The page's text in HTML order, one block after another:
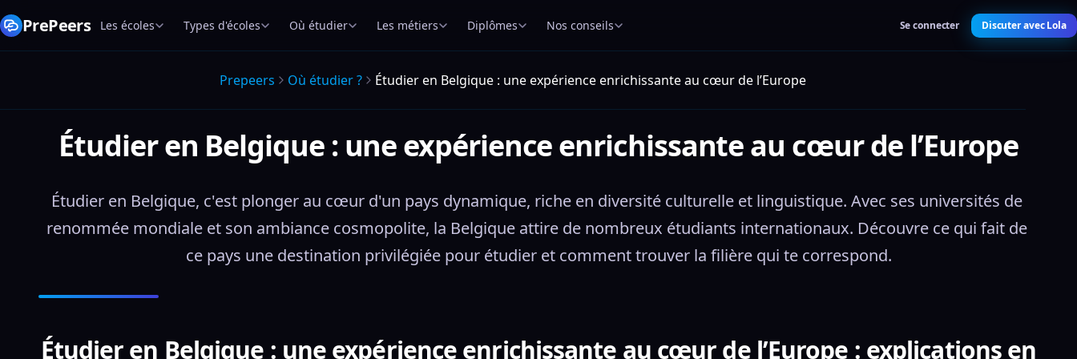
PrePeers Les écoles Types d'écoles Où étudier Les métiers Diplômes Nos conseils Se connecter Discuter avec Lola
Prepeers Où étudier ? Étudier en Belgique : une expérience enrichissante au cœur de l’Europe
Étudier en Belgique : une expérience enrichissante au cœur de l’Europe
Étudier en Belgique, c'est plonger au cœur d'un pays dynamique, riche en diversité culturelle et linguistique. Avec ses universités de
renommée mondiale et son ambiance cosmopolite, la Belgique attire de nombreux étudiants internationaux. Découvre ce qui fait de
ce pays une destination privilégiée pour étudier et comment trouver la filière qui te correspond.
Étudier en Belgique : une expérience enrichissante au cœur de l’Europe : explications en